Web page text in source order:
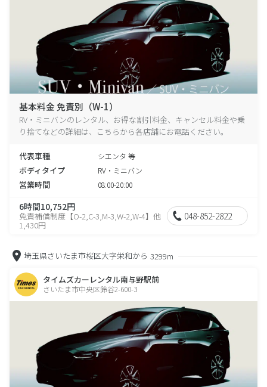
基本料金 免責別（W-1）
RV・ミニバンのレンタル、お得な割引料金、キャンセル料金や乗
り捨てなどの詳細は、こちらから各店舗にお電話ください。
代表車種 シエンタ 等
ボディタイプ RV・ミニバン
営業時間 08:00-20:00
6時間10,752円
免責補償制度【O-2,C-3,M-3,W-2,W-4】他
1,430円
048-852-2822
埼玉県さいたま市桜区大字栄和から 3299m
タイムズカーレンタル南与野駅前
さいたま市中央区鈴谷2-600-3